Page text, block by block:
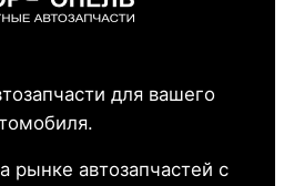
для вашего
автозапчастей с